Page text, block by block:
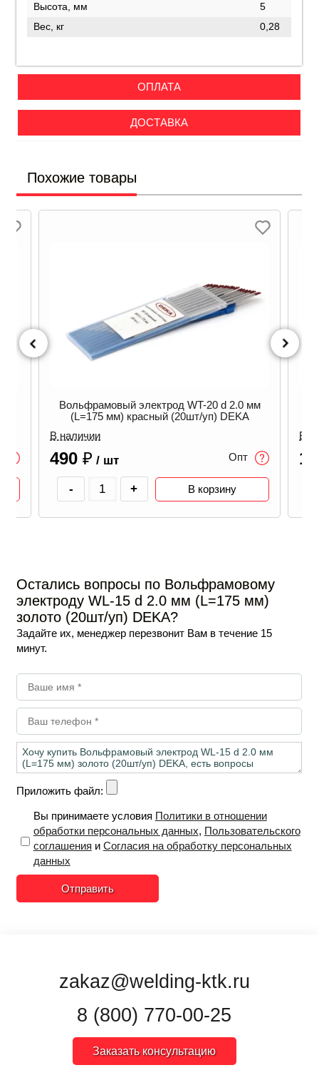
Высота, мм
5
Вес, кг
0,28
ОПЛАТА
ДОСТАВКА
Похожие товары
Вольфрамовый электрод WT-20 d 2.0 мм
(L=175 мм) красный (20шт/уп) DEKA
В наличии
490 ₽ / шт Опт
- + В корзину
В
1
Остались вопросы по Вольфрамовому
электроду WL-15 d 2.0 мм (L=175 мм)
золото (20шт/уп) DEKA?
Задайте их, менеджер перезвонит Вам в течение 15
минут.
Приложить файл:
Вы принимаете условия Политики в отношении
обработки персональных данных, Пользовательского
соглашения и Согласия на обработку персональных
данных
Отправить
zakaz@welding-ktk.ru
8 (800) 770-00-25
Заказать консультацию